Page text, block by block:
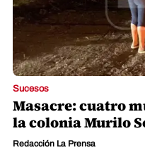
Sucesos
Masacre: cuatro
la colonia Murilo
Redacción La Prensa